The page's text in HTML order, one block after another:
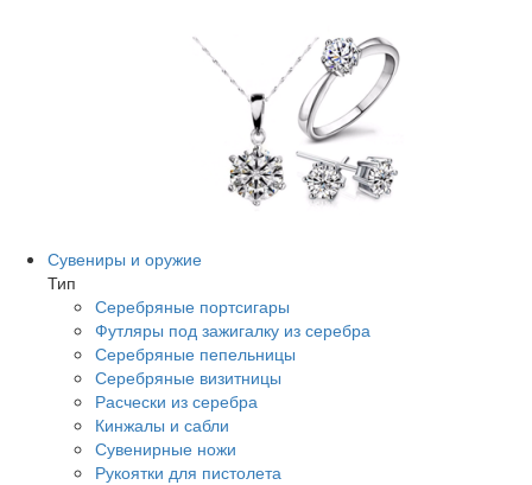
Сувениры и оружие
Тип
Серебряные портсигары
Футляры под зажигалку из серебра
Серебряные пепельницы
Серебряные визитницы
Расчески из серебра
Кинжалы и сабли
Сувенирные ножи
Рукоятки для пистолета